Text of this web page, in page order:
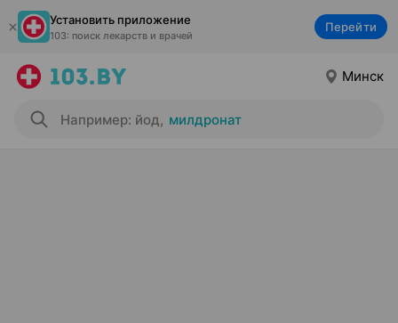
Установить приложение
103: поиск лекарств и врачей
Перейти
Минск
Например: йод, милдронат